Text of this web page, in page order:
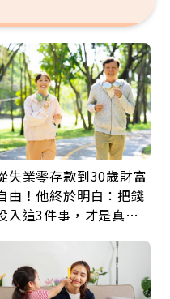
失業零存款到30歲財富
由！他終於明白：把錢
入這3件事，才是真正